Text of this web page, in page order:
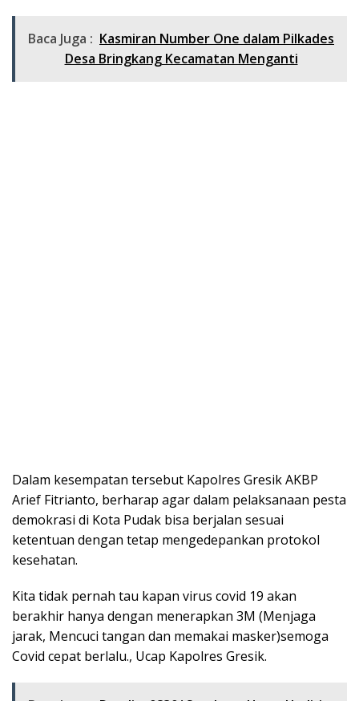
Baca Juga : Kasmiran Number One dalam Pilkades
Desa Bringkang Kecamatan Menganti
Dalam kesempatan tersebut Kapolres Gresik AKBP
Arief Fitrianto, berharap agar dalam pelaksanaan pesta
demokrasi di Kota Pudak bisa berjalan sesuai
ketentuan dengan tetap mengedepankan protokol
kesehatan.
Kita tidak pernah tau kapan virus covid 19 akan
berakhir hanya dengan menerapkan 3M (Menjaga
jarak, Mencuci tangan dan memakai masker)semoga
Covid cepat berlalu., Ucap Kapolres Gresik.